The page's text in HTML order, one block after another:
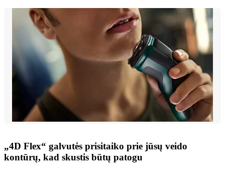
„4D Flex“ galvutės prisitaiko prie jūsų veido
kontūrų, kad skustis būtų patogu